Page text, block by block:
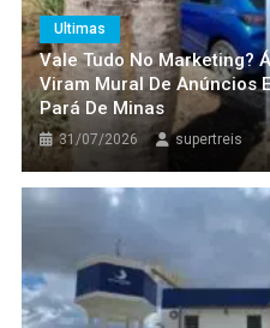
Ultimas
Vale Tudo No Marketing?
Viram Mural De Anúncios
Pará De Minas
31/07/2026 supertreis